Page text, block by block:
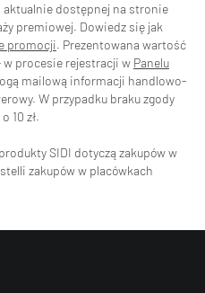
aktualnie dostępnej na stronie
premiowej. Dowiedz się jak
promocji. Prezentowana wartość
w procesie rejestracji w Panelu
mailową informacji handlowo-
W przypadku braku zgody
10 zł.
SIDI dotyczą zakupów w
zakupów w placówkach